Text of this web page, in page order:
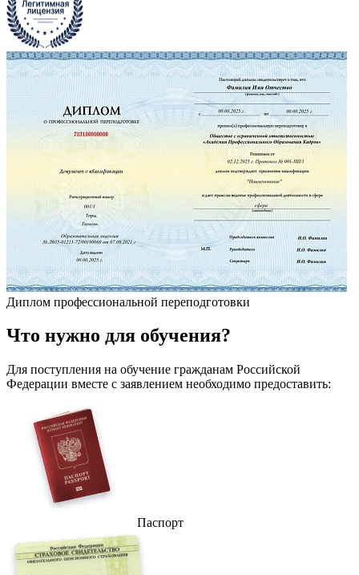
Диплом профессиональной переподготовки
Что нужно для обучения?
Для поступления на обучение гражданам Российской
Федерации вместе с заявлением необходимо предоставить:
Паспорт